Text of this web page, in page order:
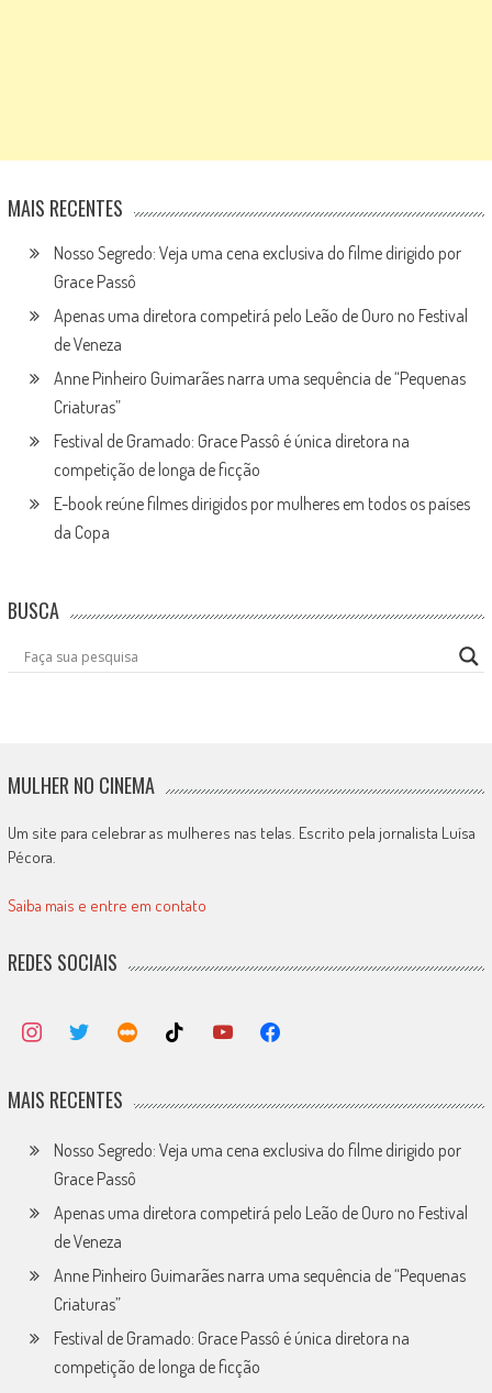
MAIS RECENTES
Nosso Segredo: Veja uma cena exclusiva do filme dirigido por
Grace Passô
Apenas uma diretora competirá pelo Leão de Ouro no Festival
de Veneza
Anne Pinheiro Guimarães narra uma sequência de “Pequenas
Criaturas”
Festival de Gramado: Grace Passô é única diretora na
competição de longa de ficção
E-book reúne filmes dirigidos por mulheres em todos os países
da Copa
BUSCA
MULHER NO CINEMA
Um site para celebrar as mulheres nas telas. Escrito pela jornalista Luísa
Pécora.
Saiba mais e entre em contato
REDES SOCIAIS
MAIS RECENTES
Nosso Segredo: Veja uma cena exclusiva do filme dirigido por
Grace Passô
Apenas uma diretora competirá pelo Leão de Ouro no Festival
de Veneza
Anne Pinheiro Guimarães narra uma sequência de “Pequenas
Criaturas”
Festival de Gramado: Grace Passô é única diretora na
competição de longa de ficção